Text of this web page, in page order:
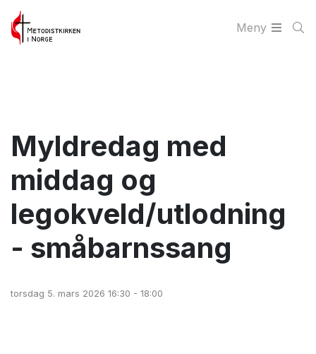
Meny
Myldredag med
middag og
legokveld/utlodning
- småbarnssang
torsdag 5. mars 2026 16:30 - 18:00